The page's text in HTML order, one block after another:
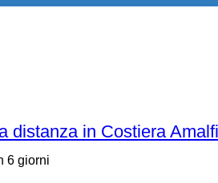
distanza in Costiera
6 giorni